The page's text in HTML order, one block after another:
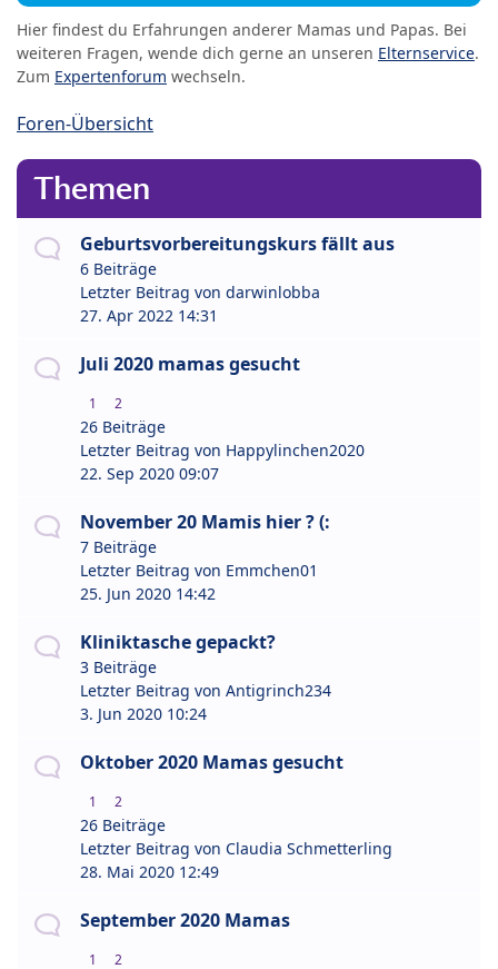
Hier findest du Erfahrungen anderer Mamas und Papas. Bei
weiteren Fragen, wende dich gerne an unseren Elternservice.
Zum Expertenforum wechseln.
Foren-Übersicht
Themen
Geburtsvorbereitungskurs fällt aus
6 Beiträge
Letzter Beitrag von darwinlobba
27. Apr 2022 14:31
Juli 2020 mamas gesucht
1 2
26 Beiträge
Letzter Beitrag von Happylinchen2020
22. Sep 2020 09:07
November 20 Mamis hier ? (:
7 Beiträge
Letzter Beitrag von Emmchen01
25. Jun 2020 14:42
Kliniktasche gepackt?
3 Beiträge
Letzter Beitrag von Antigrinch234
3. Jun 2020 10:24
Oktober 2020 Mamas gesucht
1 2
26 Beiträge
Letzter Beitrag von Claudia Schmetterling
28. Mai 2020 12:49
September 2020 Mamas
1 2